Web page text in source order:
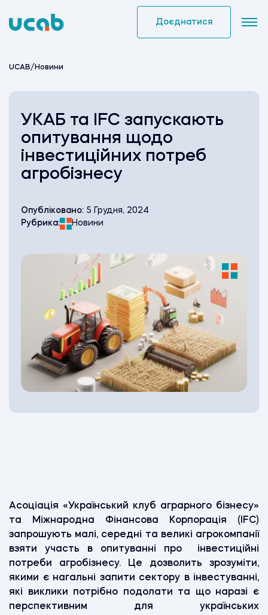
to
Доєднатися
UCAB/ Новини
УКАБ та IFC запускають
опитування щодо
інвестиційних потреб
агробізнесу
Опубліковано: 5 Грудня, 2024
Рубрика:
Новини
Асоціація «Український клуб аграрного бізнесу»
та Міжнародна Фінансова Корпорація (IFC)
запрошують малі, середні та великі агрокомпанії
взяти участь в опитуванні про інвестиційні
потреби агробізнесу. Це дозволить зрозуміти,
якими є нагальні запити сектору в інвестуванні,
які виклики потрібно подолати та що наразі є
перспективним для українських